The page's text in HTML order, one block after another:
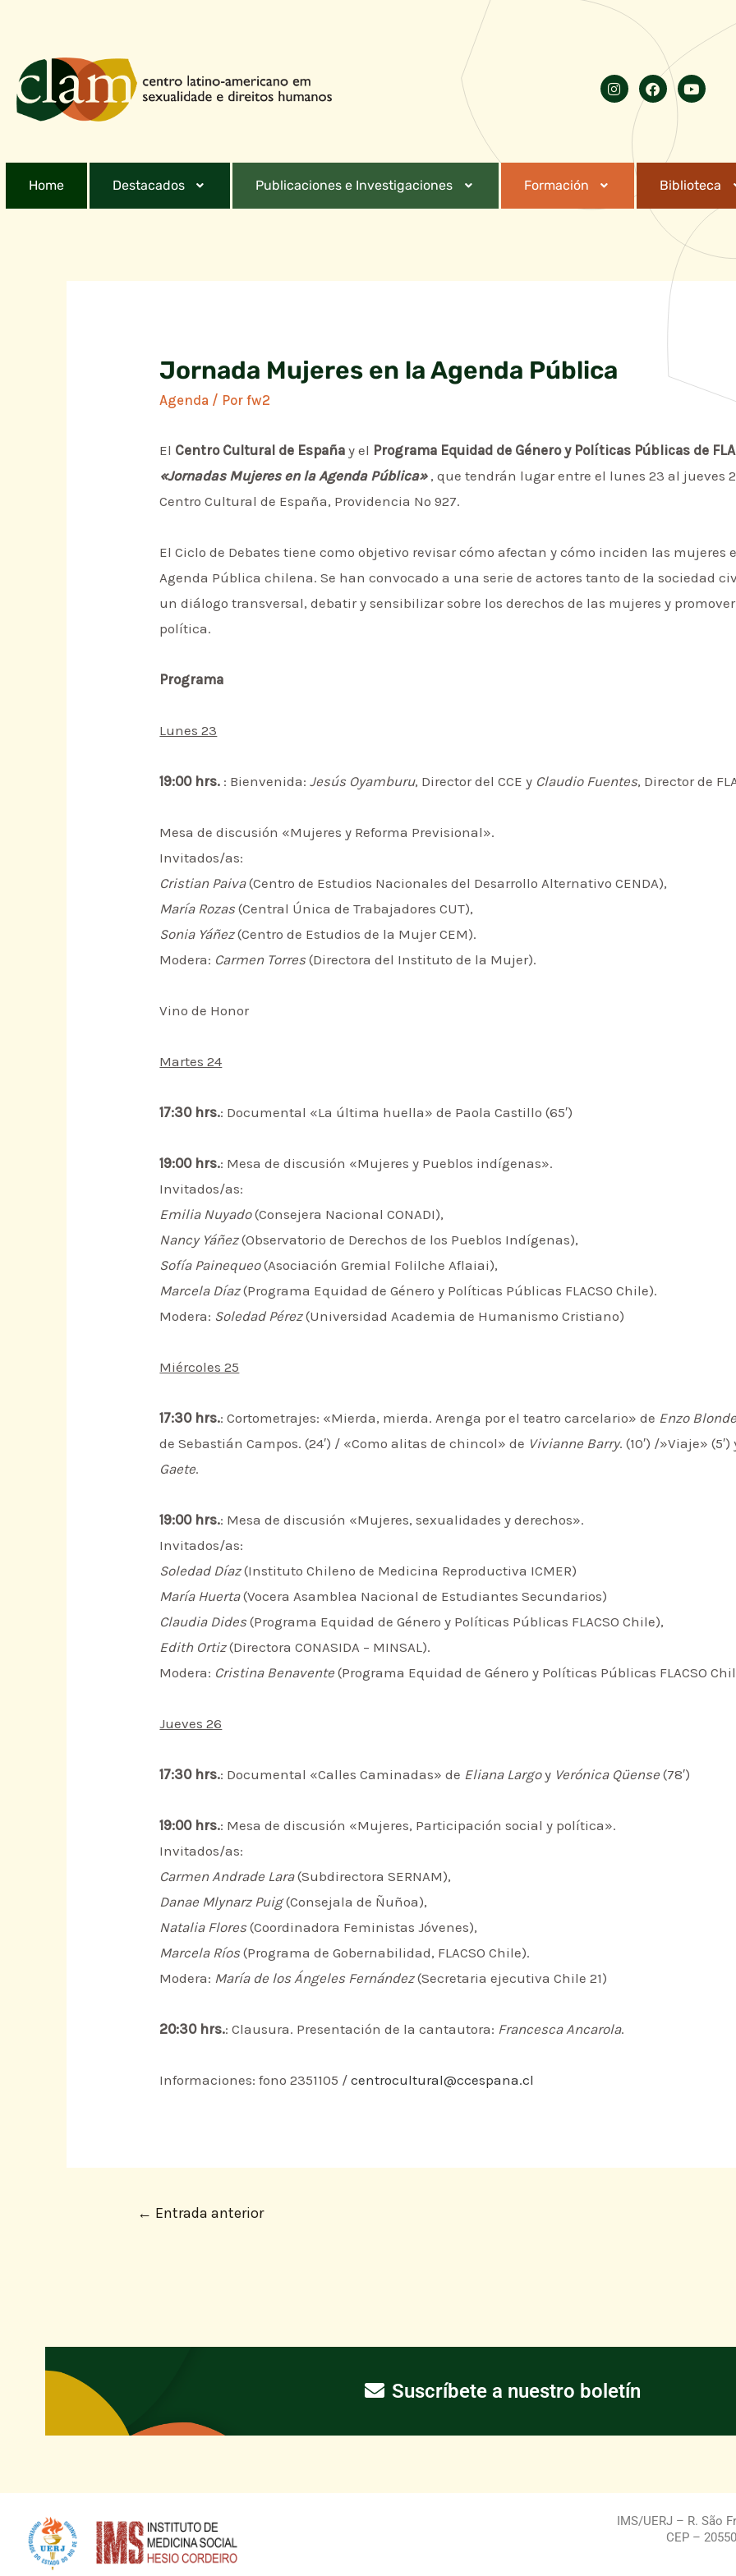
Home Destacados Publicaciones e Investigaciones Formación Biblioteca
Jornada Mujeres en la Agenda Pública
Agenda / Porfw2
El Centro Cultural de España y el Programa Equidad de Género y Políticas Públicas de
«Jornadas Mujeres en la Agenda Pública» , que tendrán lugar entre el lunes 23 al jueves
Centro Cultural de España, Providencia Nº 927.
El Ciclo de Debates tiene como objetivo revisar cómo afectan y cómo inciden las mujeres
Agenda Pública chilena. Se han convocado a una serie de actores tanto de la sociedad
un diálogo transversal, debatir y sensibilizar sobre los derechos de las mujeres y
política.
Programa
Lunes 23
19:00 hrs. : Bienvenida:Jesús Oyamburu, Director del CCE y Claudio Fuentes, Director de
Mesa de discusión «Mujeres y Reforma Previsional».
Invitados/as:
Cristian Paiva(Centro de Estudios Nacionales del Desarrollo Alternativo CENDA),
María Rozas (Central Única de Trabajadores CUT),
Sonia Yáñez(Centro de Estudios de la Mujer CEM).
Modera: Carmen Torres (Directora del Instituto de la Mujer).
Vino de Honor
Martes 24
17:30 hrs.: Documental «La última huella» de Paola Castillo (65′)
19:00 hrs.: Mesa de discusión «Mujeres y Pueblos indígenas».
Invitados/as:
Emilia Nuyado(Consejera Nacional CONADI),
Nancy Yáñez(Observatorio de Derechos de los Pueblos Indígenas),
Sofía Painequeo(Asociación Gremial Folilche Aflaiai),
Marcela Díaz(Programa Equidad de Género y Políticas Públicas FLACSO Chile).
Modera: Soledad Pérez(Universidad Academia de Humanismo Cristiano)
Miércoles 25
17:30 hrs.: Cortometrajes: «Mierda, mierda. Arenga por el teatro carcelario» de Enzo
de Sebastián Campos. (24′) / «Como alitas de chincol» de Vivianne Barry. (10′) /»Viaje»
Gaete.
19:00 hrs.: Mesa de discusión «Mujeres, sexualidades y derechos».
Invitados/as:
Soledad Díaz(Instituto Chileno de Medicina Reproductiva ICMER)
María Huerta(Vocera Asamblea Nacional de Estudiantes Secundarios)
Claudia Dides (Programa Equidad de Género y Políticas Públicas FLACSO Chile),
Edith Ortiz(Directora CONASIDA – MINSAL).
Modera: Cristina Benavente (Programa Equidad de Género y Políticas Públicas FLACSO
Jueves 26
17:30 hrs.: Documental «Calles Caminadas» de Eliana Largoy Verónica Qüense(78′)
19:00 hrs.: Mesa de discusión «Mujeres, Participación social y política».
Invitados/as:
Carmen Andrade Lara(Subdirectora SERNAM),
Danae Mlynarz Puig(Consejala de Ñuñoa),
Natalia Flores (Coordinadora Feministas Jóvenes),
Marcela Ríos (Programa de Gobernabilidad, FLACSO Chile).
Modera: María de los Ángeles Fernández(Secretaria ejecutiva Chile 21)
20:30 hrs.: Clausura. Presentación de la cantautora: Francesca Ancarola.
Informaciones: fono 2351105 /centrocultural@ccespana.cl
← Entrada anterior
Suscríbete a nuestro boletín
IMS/UERJ – R. São
CEP –